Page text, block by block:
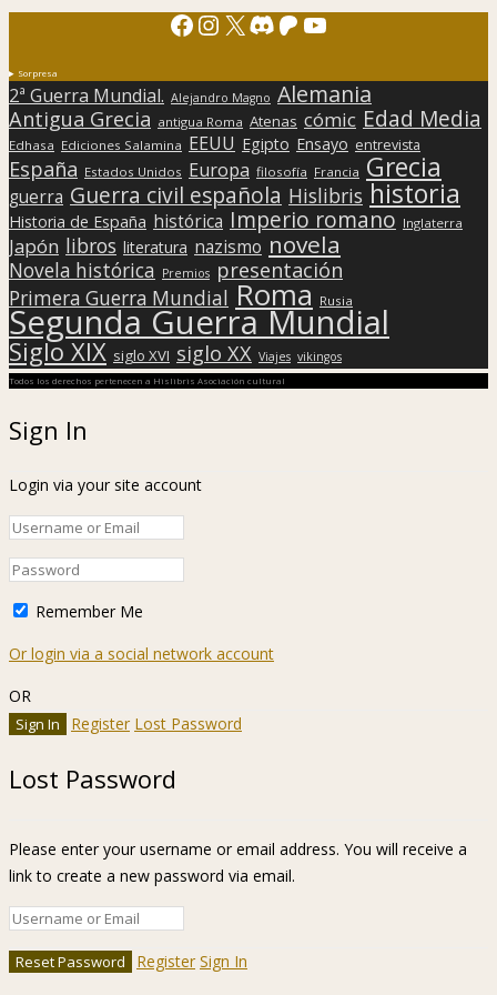
Facebook
Instagram
X Discord
Patreon
YouTube
Sorpresa
2ª Guerra Mundial. Alejandro Magno Alemania
Antigua Grecia antigua Roma Atenas cómic Edad Media
Edhasa Ediciones Salamina EEUU Egipto Ensayo entrevista
España Estados Unidos Europa filosofía Francia Grecia
guerra Guerra civil española Hislibris historia
Historia de España histórica Imperio romano Inglaterra
Japón libros literatura nazismo novela
Novela histórica Premios presentación
Primera Guerra Mundial Roma Rusia
Segunda Guerra Mundial
Siglo XIX siglo XVI siglo XX Viajes vikingos
Todos los derechos pertenecen a Hislibris Asociación cultural
Sign In
Login via your site account
Remember Me
Or login via a social network account
OR
Register Lost Password
Lost Password
Please enter your username or email address. You will receive a
link to create a new password via email.
Register Sign In